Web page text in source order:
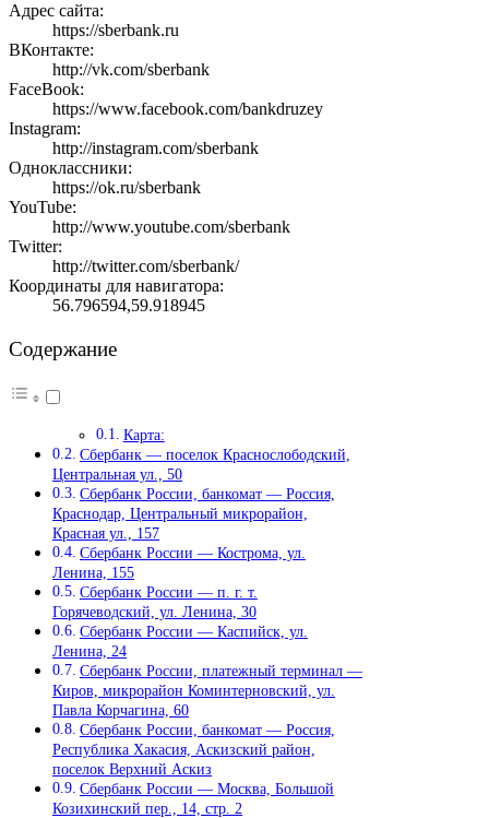
Адрес сайта:
https://sberbank.ru
ВКонтакте:
http://vk.com/sberbank
FaceBook:
https://www.facebook.com/bankdruzey
Instagram:
http://instagram.com/sberbank
Одноклассники:
https://ok.ru/sberbank
YouTube:
http://www.youtube.com/sberbank
Twitter:
http://twitter.com/sberbank/
Координаты для навигатора:
56.796594,59.918945
Содержание
Карта:
Сбербанк — поселок Краснослободский,
Центральная ул., 50
Сбербанк России, банкомат — Россия,
Краснодар, Центральный микрорайон,
Красная ул., 157
Сбербанк России — Кострома, ул.
Ленина, 155
Сбербанк России — п. г. т.
Горячеводский, ул. Ленина, 30
Сбербанк России — Каспийск, ул.
Ленина, 24
Сбербанк России, платежный терминал —
Киров, микрорайон Коминтерновский, ул.
Павла Корчагина, 60
Сбербанк России, банкомат — Россия,
Республика Хакасия, Аскизский район,
поселок Верхний Аскиз
Сбербанк России — Москва, Большой
Козихинский пер., 14, стр. 2